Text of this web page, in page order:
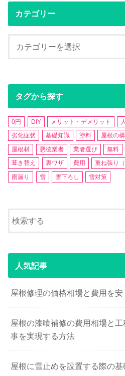
カテゴリー
タグから探す
0円 DIY メリット・デメリット
劣化症状
基礎知識 塗料 屋根の
屋根材
悪徳業者 業者選び 無料
葺き替え
裏ワザ 費用 重ね張り
雨漏り
雪 雪下ろし 雪対策
人気記事
屋根修理の価格相場と費用を
屋根の漆喰補修の費用相場と
事を実現する方法
屋根に雪止めを設置する際の基